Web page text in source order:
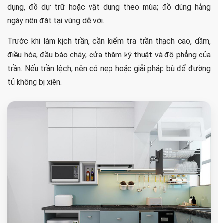
dụng, đồ dự trữ hoặc vật dụng theo mùa; đồ dùng hằng
ngày nên đặt tại vùng dễ với.
Trước khi làm kịch trần, cần kiểm tra trần thạch cao, dầm,
điều hòa, đầu báo cháy, cửa thăm kỹ thuật và độ phẳng của
trần. Nếu trần lệch, nên có nẹp hoặc giải pháp bù để đường
tủ không bị xiên.